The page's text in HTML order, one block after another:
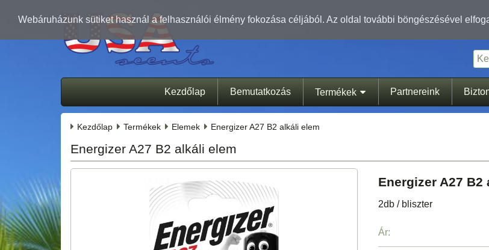
Webáruházunk sütiket használ a felhasználói élmény fokozása céljából. Az oldal további böngészésével
Kezdőlap Bemutatkozás Termékek Partnereink
Kezdőlap Termékek Elemek Energizer A27 B2 alkáli elem
Energizer A27 B2 alkáli elem
Energizer A27 B2
2db / bliszter
Ár: